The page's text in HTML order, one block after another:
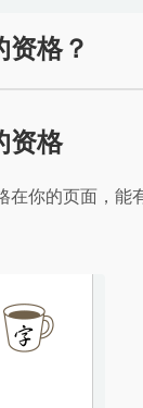
资格？
资格
在你的页面，能